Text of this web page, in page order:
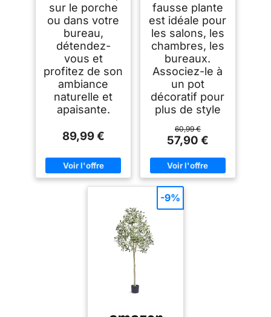
sur le porche
ou dans votre
bureau,
détendez-
vous et
profitez de son
ambiance
naturelle et
apaisante.
89,99 €
fausse plante
est idéale pour
les salons, les
chambres, les
bureaux.
Associez-le à
un pot
décoratif pour
plus de style
60,99 €
57,90 €
-9%